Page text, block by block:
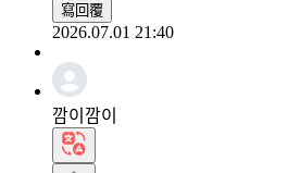
寫回覆
2026.07.01 21:40
깜이깜이